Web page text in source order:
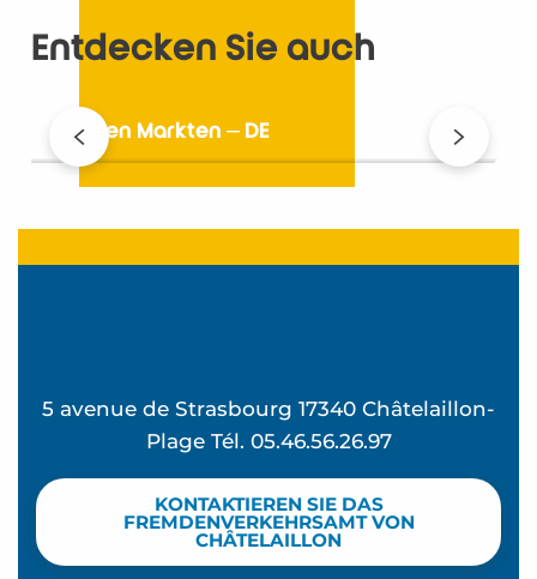
Entdecken Sie auch
Auf den Märkten – DE
5 avenue de Strasbourg 17340 Châtelaillon-
Plage Tél. 05.46.56.26.97
KONTAKTIEREN SIE DAS
FREMDENVERKEHRSAMT VON
CHÂTELAILLON